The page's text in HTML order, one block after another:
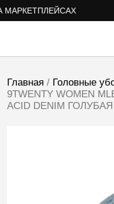
Главная / Головные
9TWENTY WOMEN
ACID DENIM ГОЛУБАЯ